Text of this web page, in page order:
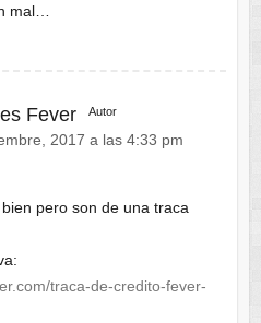
mal…
Fever Autor
2017 a las 4:33 pm
pero son de una traca
traca-de-credito-fever-